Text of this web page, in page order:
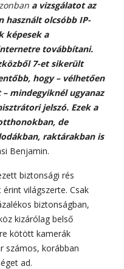
a vizsgálatot az
használt olcsóbb IP-
képesek a
továbbítani.
7-et sikerült
hogy – vélhetően
mindegyiknél ugyanaz
jelszó. Ezek a
de
raktárakban is
Benjamin.
biztonsági rés
világszerte. Csak
biztonságban,
kizárólag belső
kötött kamerák
számos, korábban
ad.